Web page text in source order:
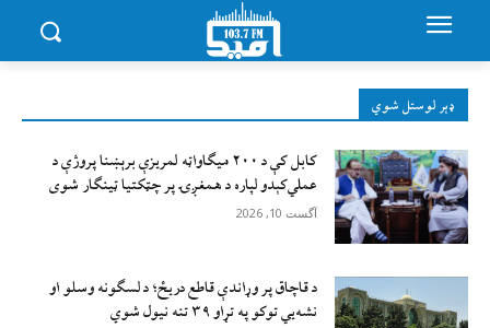
ډېر لوستل شوي
کابل کې د ۲۰۰ میګاواټه لمریزې برېښنا پروژې د
عملي‌کېدو لپاره د همغږۍ پر چټکتیا ټینګار شوی
آگست 10, 2026
د قاچاق پر وړاندې قاطع دريځ؛ د لسګونه وسلو او
نشه‌يي توکو په تړاو ۳۹ تنه نيول شوي